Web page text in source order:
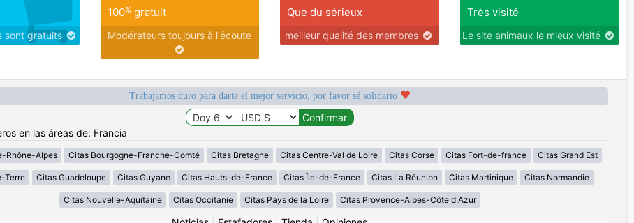
sont gratuits
100%gratuit
Modérateurs toujours à l'écoute
Que du sérieux
meilleur qualité des membres
Très visité
Le site animaux le mieux visité
Trabajamos duro para darte el mejor servicio, por favor sé solidario
en las áreas de: Francia
Rhône-Alpes Citas Bourgogne-Franche-Comté Citas Bretagne Citas Centre-Val de Loire Citas Corse Citas Fort-de-france Citas Grand Est
Terre Citas Guadeloupe Citas Guyane Citas Hauts-de-France Citas Île-de-France Citas La Réunion Citas Martinique Citas Normandie
Citas Nouvelle-Aquitaine Citas Occitanie Citas Pays de la Loire Citas Provence-Alpes-Côte d Azur